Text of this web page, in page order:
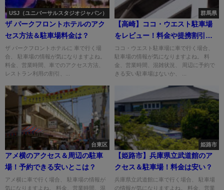
USJ（ユニバーサルスタジオジャパン）
ザ パークフロントホテルのアク
セス方法＆駐車場料金は？
ザ パークフロントホテルに 車で行く場
合、 駐車場の情報が気になりますよね。
料金、営業時間、車でのアクセス方法、
レストラン利用の割引、...
群馬県
【高崎】ココ・ウエスト駐車場
をレビュー！料金や提携割引
は？
ココ・ウエスト駐車場に車で行く場合、
駐車場の情報が気になりますよね。 料
金、営業時間、混雑状況、 周辺に予約で
きる安い駐車場はないか、 ...
台東区
アメ横のアクセス＆周辺の駐車
場！予約できる安いとこは？
アメ横に車で行く場合、 駐車場の情報が
気になりますよね。 料金、営業時間、混
姫路市
【姫路市】兵庫県立武道館のア
クセス＆駐車場！料金は安い？
兵庫県立武道館に車で行く場合、 駐車場
の情報が気になりますよね。 料金、営業